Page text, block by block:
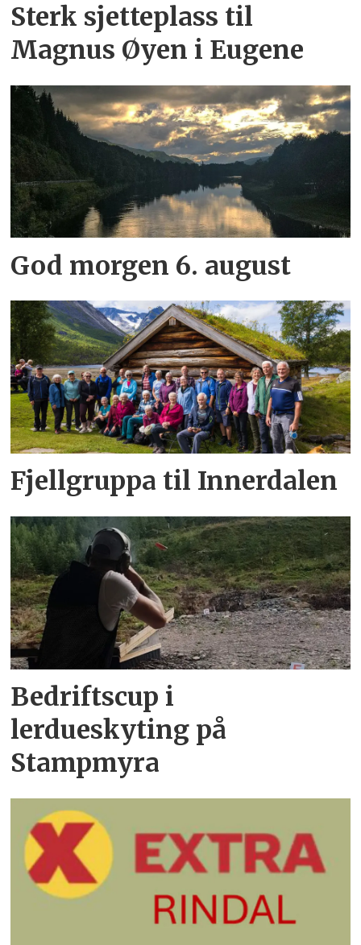
Sterk sjetteplass til
Magnus Øyen i Eugene
God morgen 6. august
Fjellgruppa til Innerdalen
Bedriftscup i
lerdueskyting på
Stampmyra